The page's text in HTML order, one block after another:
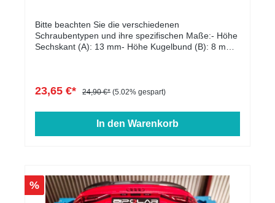
Bitte beachten Sie die verschiedenen
Schraubentypen und ihre spezifischen Maße:- Höhe
Sechskant (A): 13 mm- Höhe Kugelbund (B): 8 mm-
23,65 €* 24,90 €* (5.02% gespart)
In den Warenkorb
%